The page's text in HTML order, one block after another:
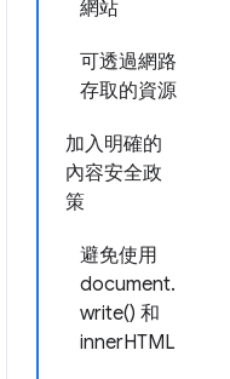
網站
可透過網路
存取的資源
加入明確的
內容安全政
策
避免使用
document.
write() 和
innerHTML